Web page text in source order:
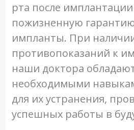
рта после
пожизненную
импланты. При
противопоказаний к
наши доктора
необходимыми
для их устранения,
успешных работы в